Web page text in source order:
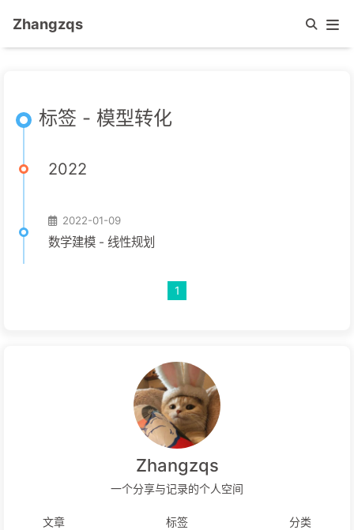
Zhangzqs
标签 - 模型转化
2022
2022-01-09
数学建模 - 线性规划
1
Zhangzqs
一个分享与记录的个人空间
文章 标签 分类